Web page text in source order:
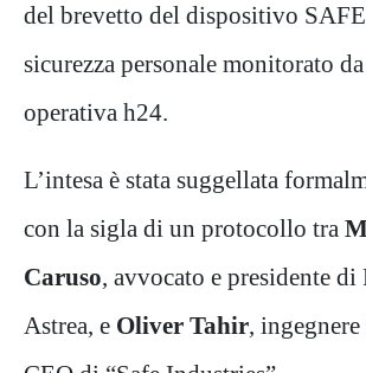
del brevetto del dispositivo
sicurezza personale monitorato
operativa h24.
L’intesa è stata suggellata
con la sigla di un protocollo tra
Caruso, avvocato e presidente di
Astrea, e Oliver Tahir,